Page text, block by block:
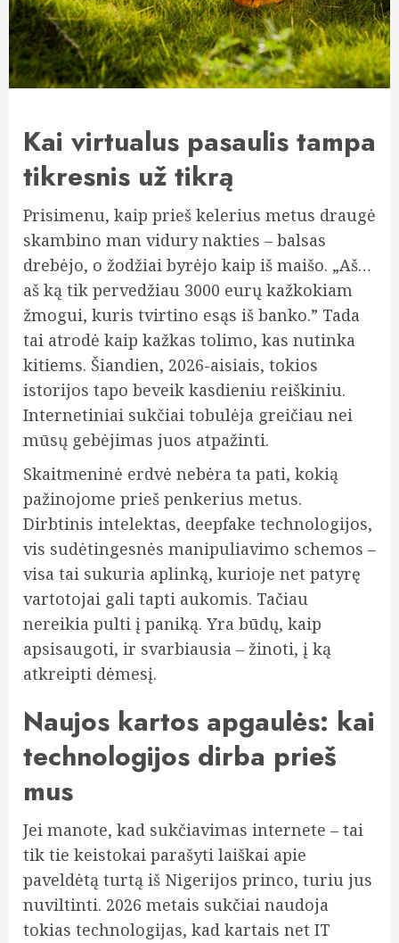
Kai virtualus pasaulis tampa
tikresnis už tikrą
Prisimenu, kaip prieš kelerius metus draugė
skambino man vidury nakties – balsas
drebėjo, o žodžiai byrėjo kaip iš maišo. „Aš…
aš ką tik pervedžiau 3000 eurų kažkokiam
žmogui, kuris tvirtino esąs iš banko.” Tada
tai atrodė kaip kažkas tolimo, kas nutinka
kitiems. Šiandien, 2026-aisiais, tokios
istorijos tapo beveik kasdieniu reiškiniu.
Internetiniai sukčiai tobulėja greičiau nei
mūsų gebėjimas juos atpažinti.
Skaitmeninė erdvė nebėra ta pati, kokią
pažinojome prieš penkerius metus.
Dirbtinis intelektas, deepfake technologijos,
vis sudėtingesnės manipuliavimo schemos –
visa tai sukuria aplinką, kurioje net patyrę
vartotojai gali tapti aukomis. Tačiau
nereikia pulti į paniką. Yra būdų, kaip
apsisaugoti, ir svarbiausia – žinoti, į ką
atkreipti dėmesį.
Naujos kartos apgaulės: kai
technologijos dirba prieš
mus
Jei manote, kad sukčiavimas internete – tai
tik tie keistokai parašyti laiškai apie
paveldėtą turtą iš Nigerijos princo, turiu jus
nuviltinti. 2026 metais sukčiai naudoja
tokias technologijas, kad kartais net IT